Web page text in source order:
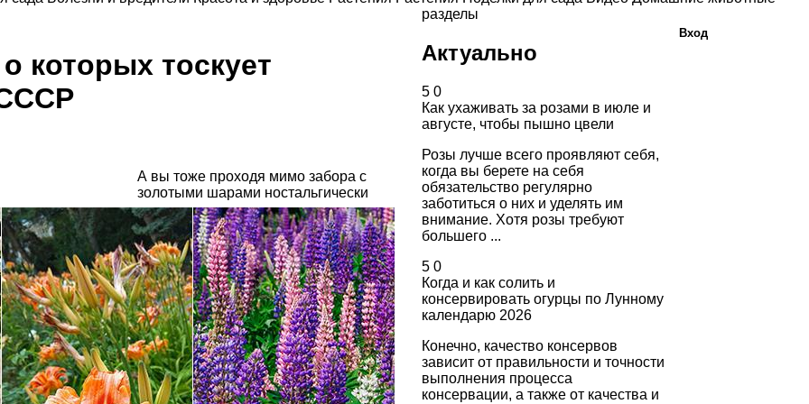
которых тоскует
А вы тоже проходя мимо забора с
золотыми шарами ностальгически
разделы
Актуально
5 0
Как ухаживать за розами в июле и
августе, чтобы пышно цвели
Розы лучше всего проявляют себя,
когда вы берете на себя
обязательство регулярно
заботиться о них и уделять им
внимание. Хотя розы требуют
большего ...
5 0
Когда и как солить и
консервировать огурцы по Лунному
календарю 2026
Конечно, качество консервов
зависит от правильности и точности
выполнения процесса
консервации, а также от качества и
Вход